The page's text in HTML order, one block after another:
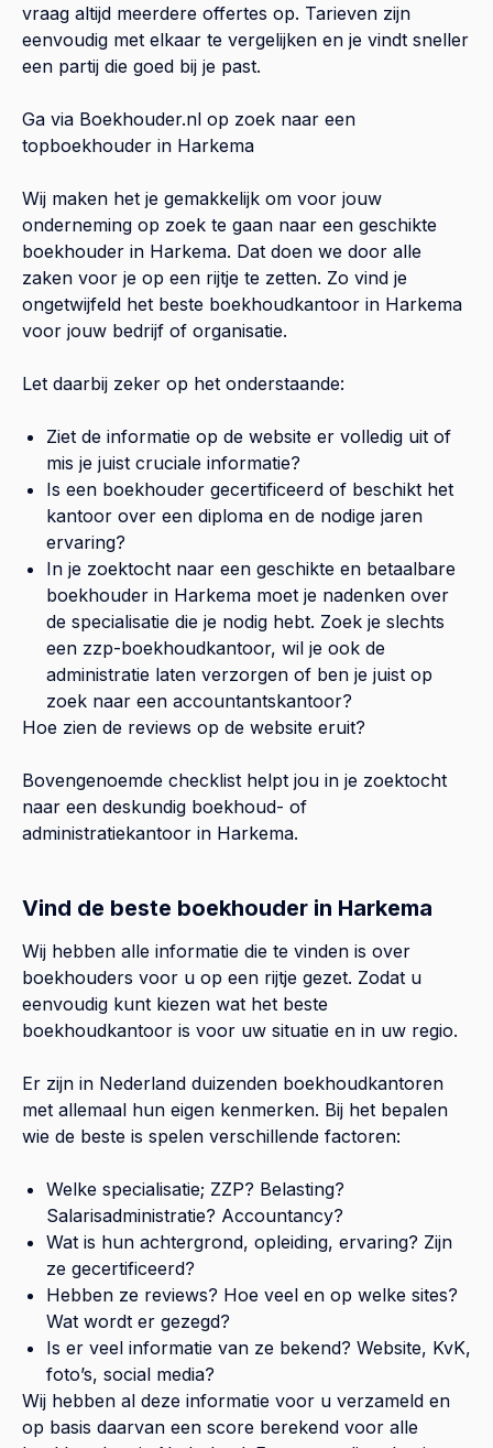
vraag altijd meerdere offertes op. Tarieven zijn
eenvoudig met elkaar te vergelijken en je vindt sneller
een partij die goed bij je past.
Ga via Boekhouder.nl op zoek naar een
topboekhouder in Harkema
Wij maken het je gemakkelijk om voor jouw
onderneming op zoek te gaan naar een geschikte
boekhouder in Harkema. Dat doen we door alle
zaken voor je op een rijtje te zetten. Zo vind je
ongetwijfeld het beste boekhoudkantoor in Harkema
voor jouw bedrijf of organisatie.
Let daarbij zeker op het onderstaande:
Ziet de informatie op de website er volledig uit of
mis je juist cruciale informatie?
Is een boekhouder gecertificeerd of beschikt het
kantoor over een diploma en de nodige jaren
ervaring?
In je zoektocht naar een geschikte en betaalbare
boekhouder in Harkema moet je nadenken over
de specialisatie die je nodig hebt. Zoek je slechts
een zzp-boekhoudkantoor, wil je ook de
administratie laten verzorgen of ben je juist op
zoek naar een accountantskantoor?
Hoe zien de reviews op de website eruit?
Bovengenoemde checklist helpt jou in je zoektocht
naar een deskundig boekhoud- of
administratiekantoor in Harkema.
Vind de beste boekhouder in Harkema
Wij hebben alle informatie die te vinden is over
boekhouders voor u op een rijtje gezet. Zodat u
eenvoudig kunt kiezen wat het beste
boekhoudkantoor is voor uw situatie en in uw regio.
Er zijn in Nederland duizenden boekhoudkantoren
met allemaal hun eigen kenmerken. Bij het bepalen
wie de beste is spelen verschillende factoren:
Welke specialisatie; ZZP? Belasting?
Salarisadministratie? Accountancy?
Wat is hun achtergrond, opleiding, ervaring? Zijn
ze gecertificeerd?
Hebben ze reviews? Hoe veel en op welke sites?
Wat wordt er gezegd?
Is er veel informatie van ze bekend? Website, KvK,
foto’s, social media?
Wij hebben al deze informatie voor u verzameld en
op basis daarvan een score berekend voor alle